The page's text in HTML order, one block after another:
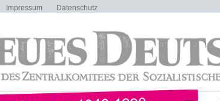
Impressum Datenschutz